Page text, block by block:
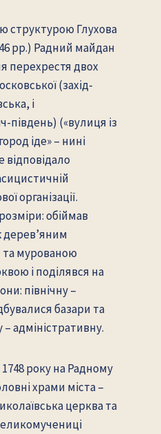
структурою Глухова
рр.) Радний майдан
перехрестя двох
(захід-
і
південь) («вулиця із
іде» – нині
відповідало
організації.
обіймав
дерев’яним
та мурованою
і поділявся на
північну –
базари та
адміністративну.
року на Радному
храми міста –
церква та